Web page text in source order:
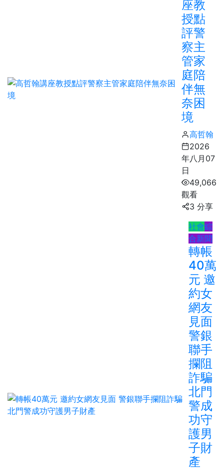
座教
授點
評警
察主
管家
庭陪
伴無
奈困
境
高哲翰
2026
年八月07
日
49,066
觀看
3 分享
社會綜
合新聞
轉帳
40萬
元 邀
約女
網友
見面
警銀
聯手
攔阻
詐騙
北門
警成
功守
護男
子財
產